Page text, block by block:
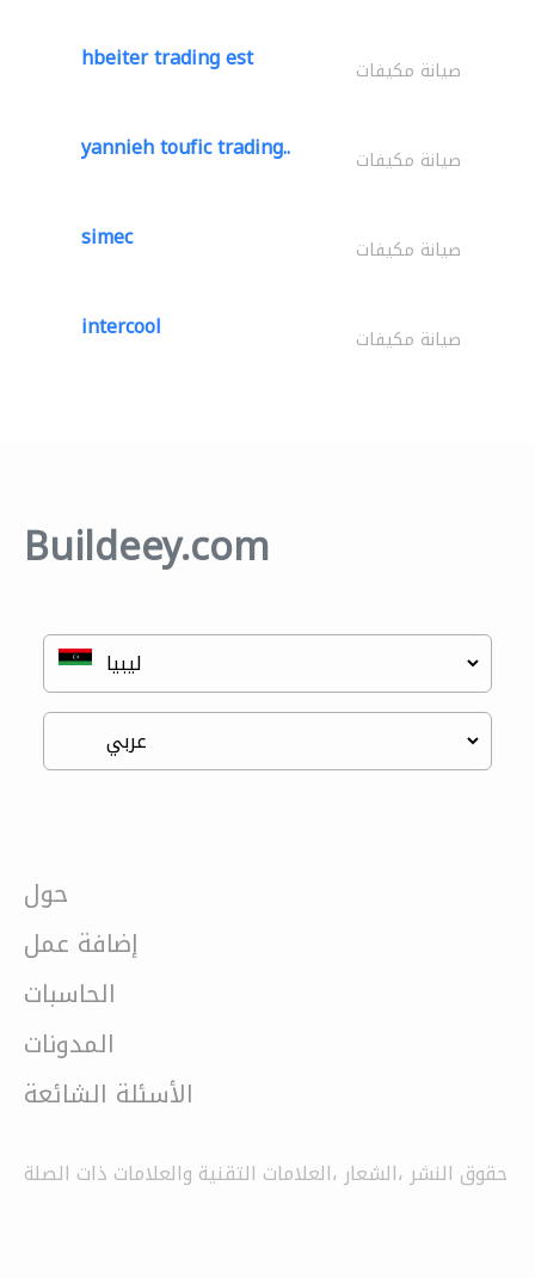
hbeiter trading est صيانة مكيفات
yannieh toufic trading.. صيانة مكيفات
simec صيانة مكيفات
intercool صيانة مكيفات
Buildeey.com
حول
إضافة عمل
الحاسبات
المدونات
الأسئلة الشائعة
حقوق النشر ،الشعار ،العلامات التقنية والعلامات ذات الصلة